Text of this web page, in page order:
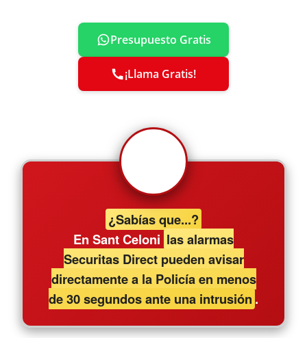
Presupuesto Gratis
¡Llama Gratis!
¿Sabías que...?
En Sant Celoni las alarmas
Securitas Direct pueden avisar
directamente a la Policía en menos
de 30 segundos ante una intrusión .